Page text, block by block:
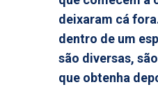
deixaram cá
dentro de um
são diversas,
que obtenha